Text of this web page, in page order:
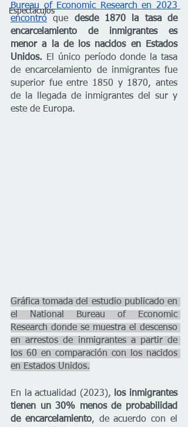
Espectáculos
Bureau of Economic Research en 2023
encontró que desde 1870 la tasa de
encarcelamiento de inmigrantes es
menor a la de los nacidos en Estados
Unidos.
El único período donde la tasa
de encarcelamiento de inmigrantes fue
superior fue entre 1850 y 1870, antes
de la llegada de inmigrantes del sur y
este de Europa.
Gráfica tomada del estudio publicado en
el National Bureau of Economic
Research donde se muestra el descenso
en arrestos de inmigrantes a partir de
los 60 en comparación con los nacidos
en Estados Unidos.
En la actualidad (2023), los inmigrantes
tienen un 30% menos de probabilidad
de encarcelamiento, de acuerdo con el